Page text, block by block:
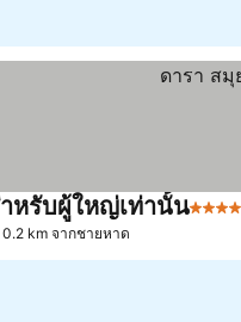
หรับผู้ใหญ่เท่านั้น4 ดาว
0.2 km จากชายหาด